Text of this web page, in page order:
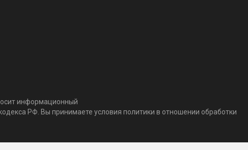
информационный
РФ. Вы принимаете условия политики в отношении обработки